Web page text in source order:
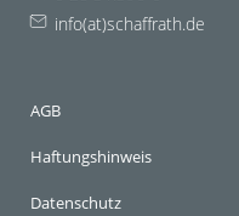
info(at)schaffrath.de
AGB
Haftungshinweis
Datenschutz